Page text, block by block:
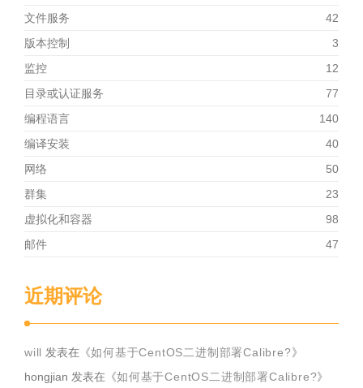
文件服务
42
版本控制
3
监控
12
目录或认证服务
77
编程语言
140
编译安装
40
网络
50
群集
23
虚拟化和容器
98
邮件
47
近期评论
will 发表在《如何基于CentOS二进制部署Calibre?》
hongjian 发表在《如何基于CentOS二进制部署Calibre?》